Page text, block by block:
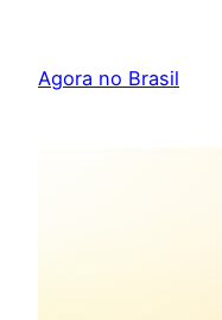
Agora no Brasil